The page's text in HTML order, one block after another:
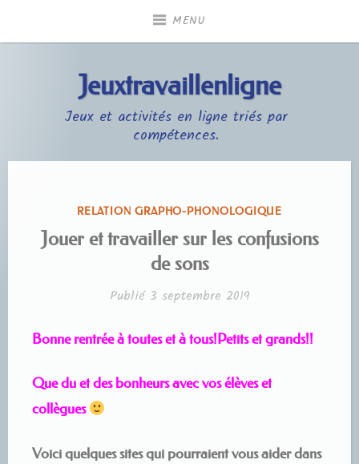
MENU
Jeuxtravaillenligne
Jeux et activités en ligne triés par
compétences.
PUBLIÉ
RELATION GRAPHO-PHONOLOGIQUE
Jouer et travailler sur les confusions
de sons
Publié 3 septembre 2019
Bonne rentrée à toutes et à tous!Petits et grands!!
Que du et des bonheurs avec vos élèves et
collègues
Voici quelques sites qui pourraient vous aider dans